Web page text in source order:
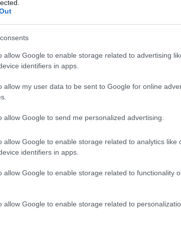
allow Google to enable storage related to advertising
identifiers in apps.
allow my user data to be sent to Google for online
allow Google to send me personalized advertising.
allow Google to enable storage related to analytics like
identifiers in apps.
allow Google to enable storage related to functionality
allow Google to enable storage related to
των ΗΠΑ έναντι του Ιράν, ο
για τις σχέσεις των δύο χωρών,
της Ουάσινγκτον ότι δεν θα επιτραπεί
πυρηνικό όπλο.
αισιόδοξος, αναφέροντας ότι έχει
συνομιλίες και ότι το Ιράν δείχνει